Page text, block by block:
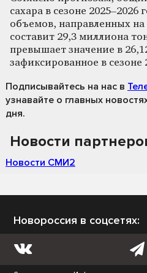
сахара в сезоне 2025–2026
объемов, направленных на
составит 29,3 миллиона
превышает значение в
зафиксированное в сезоне
Подписывайтесь на нас в
узнавайте о главных
дня.
Новости
Новости СМИ2
Новороссия в соцсетях: